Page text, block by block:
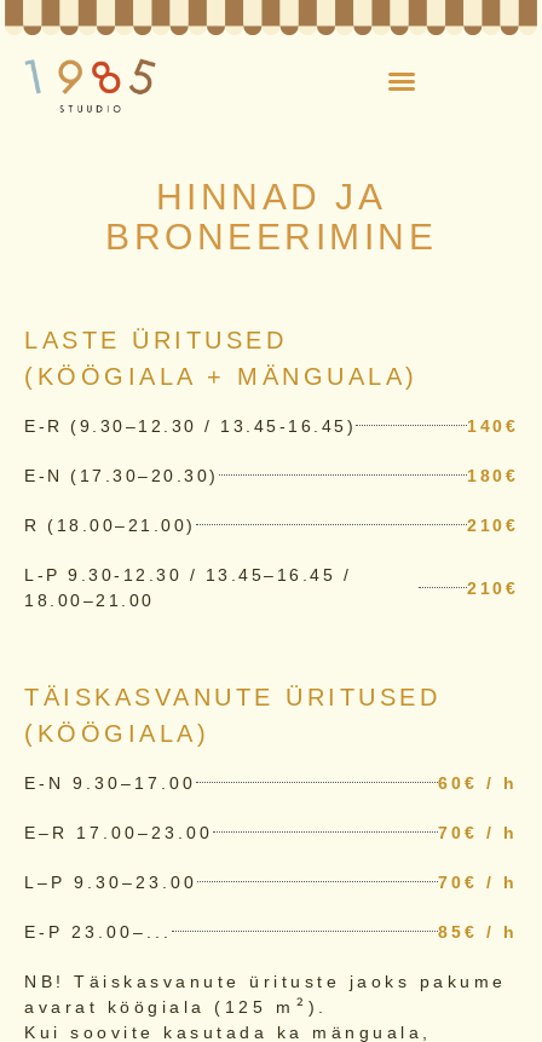
HINNAD JA
BRONEERIMINE
LASTE ÜRITUSED
(KÖÖGIALA + MÄNGUALA)
E-R (9.30–12.30 / 13.45-16.45) 140€
E-N (17.30–20.30) 180€
R (18.00–21.00) 210€
L-P 9.30-12.30 / 13.45–16.45 /
18.00–21.00
210€
TÄISKASVANUTE ÜRITUSED
(KÖÖGIALA)
E-N 9.30–17.00 60€ / h
E–R 17.00–23.00 70€ / h
L–P 9.30–23.00 70€ / h
E-P 23.00–... 85€ / h
NB! Täiskasvanute ürituste jaoks pakume
avarat köögiala (125 m ² ).
Kui soovite kasutada ka mänguala,